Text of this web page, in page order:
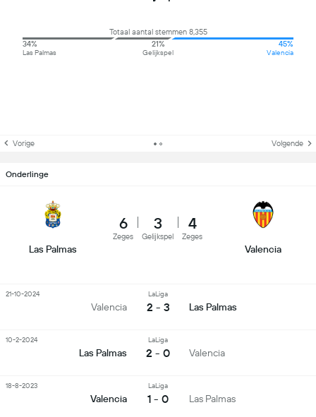
Totaal aantal stemmen 8,355
34%
Las Palmas
21%
Gelijkspel
45%
Valencia
Vorige Volgende
Onderlinge
Las Palmas
6
Zeges
3
Gelijkspel
4
Zeges
Valencia
Valencia
LaLiga
2 - 3 Las Palmas
21-10-2024
Las Palmas
LaLiga
2 - 0 Valencia
10-2-2024
Valencia
LaLiga
1 - 0 Las Palmas
18-8-2023